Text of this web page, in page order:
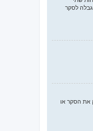
לסקר
את הסקר או